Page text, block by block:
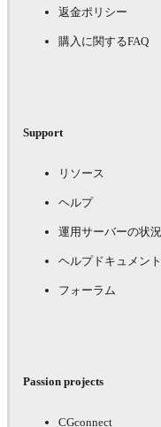
返金ポリシー
購入に関するFAQ
Support
リソース
ヘルプ
運用サーバーの状況
ヘルプドキュメント
フォーラム
Passion projects
CGconnect